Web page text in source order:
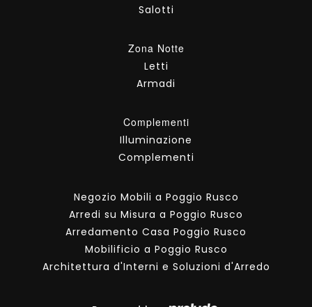
Salotti
Zona Notte
Letti
Armadi
Complementi
Illuminazione
Complementi
Negozio Mobili a Poggio Rusco
Arredi su Misura a Poggio Rusco
Arredamento Casa Poggio Rusco
Mobilificio a Poggio Rusco
Architettura d'Interni e Soluzioni d'Arredo